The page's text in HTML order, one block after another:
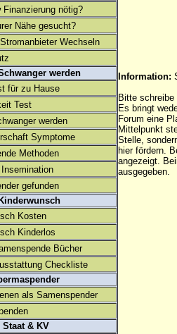
Finanzierung nötig?
Nähe gesucht?
Wechseln
werden
für zu Hause
Test
werden
Symptome
Methoden
gefunden
Kosten
Kinderlos
Bücher
Checkliste
als Samenspender
& KV
Information:
Bitte
Es bringt
Forum eine
Mittelpunkt
Stelle,
hier fördern.
angezeigt.
ausgegeben.